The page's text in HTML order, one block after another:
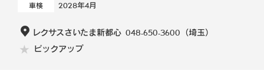
車検 2028年4月
レクサスさいたま新都心 048-650-3600 （埼玉）
ピックアップ